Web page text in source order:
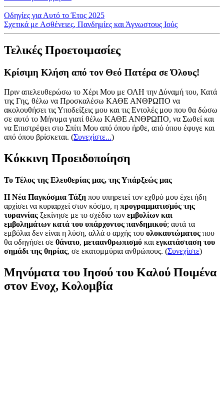
Οδηγίες για Αυτό το Έτος 2025
Σχετικά με Ασθένειες, Πανδημίες και Άγνωστους Ιούς
Τελικές Προετοιμασίες
Κρίσιμη Κλήση από τον Θεό Πατέρα σε Όλους!
Πριν απελευθερώσω το Χέρι Μου με ΟΛΗ την Δύναμή του, Κατά
της Γης, θέλω να Προσκαλέσω ΚΑΘΕ ΑΝΘΡΩΠΟ να
ακολουθήσει τις Υποδείξεις μου και τις Εντολές μου που θα δώσω
σε αυτό το Μήνυμα γιατί θέλω ΚΑΘΕ ΑΝΘΡΩΠΟ, να Σωθεί και
να Επιστρέψει στο Σπίτι Μου από όπου ήρθε, από όπου έφυγε και
από όπου βρίσκεται. (Συνεχίστε...)
Κόκκινη Προειδοποίηση
Το Τέλος της Ελευθερίας μας, της Υπάρξεώς μας
Η Νέα Παγκόσμια Τάξη που υπηρετεί τον εχθρό μου έχει ήδη
αρχίσει να κυριαρχεί στον κόσμο, η προγραμματισμός της
τυραννίας ξεκίνησε με το σχέδιο των εμβολίων και
εμβολημάτων κατά του υπάρχοντος πανδημικού; αυτά τα
εμβόλια δεν είναι η λύση, αλλά ο αρχής του ολοκαυτώματος που
θα οδηγήσει σε θάνατο, μεταανθρωπισμό και εγκατάσταση του
σημάδι της θηρίας, σε εκατομμύρια ανθρώπους. (Συνεχίστε)
Μηνύματα του Ιησού του Καλού Ποιμένα
στον Ενοχ, Κολομβία